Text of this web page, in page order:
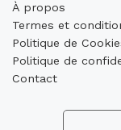
À propos
Termes et
Politique de
Politique de
Contact